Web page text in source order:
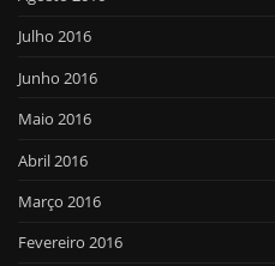
Julho 2016
Junho 2016
Maio 2016
Abril 2016
Março 2016
Fevereiro 2016